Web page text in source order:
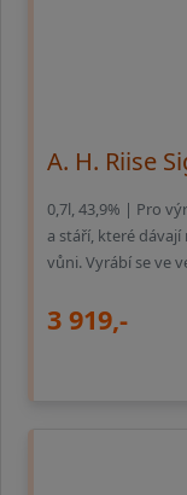
A. H. Riise
0,7l, 43,9% | Pro
a stáří, které
vůni. Vyrábí se ve
3 919,-